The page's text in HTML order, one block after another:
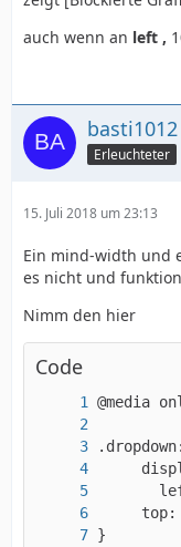
auch wenn an left ,
basti1012
Erleuchteter
15. Juli 2018 um 23:13
Ein mind-width und
es nicht und
Nimm den hier
Code